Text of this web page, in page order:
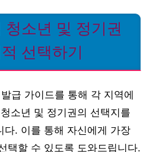
청소년 및 정기권
선택하기
급 가이드를 통해 각 지역에
소년 및 정기권의 선택지를
다. 이를 통해 자신에게 가장
택할 수 있도록 도와드립니다.